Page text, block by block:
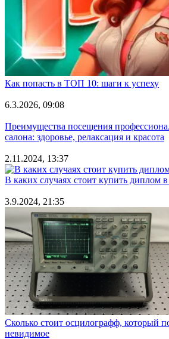
Как попасть в ТОП 10: шаги к успеху
6.3.2026, 09:08
Преимущества посещения
салона: здоровье, релаксация и красота
2.11.2024, 13:37
В каких случаях стоит купить диплом
3.9.2024, 21:35
Сколько стоит осцилографф, который
невидимое